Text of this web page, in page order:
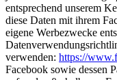
entsprechend unserem
diese Daten mit ihrem
eigene Werbezwecke
verwenden: https://
Facebook sowie dessen